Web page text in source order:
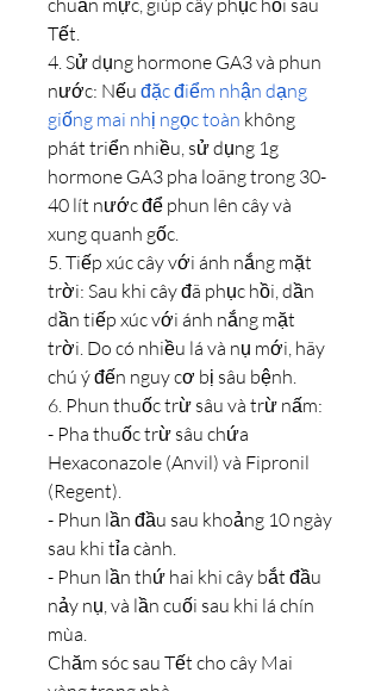
chuẩn mực, giúp cây phục hồi sau
Tết.
4. Sử dụng hormone GA3 và phun
nước: Nếu đặc điểm nhận dạng
giống mai nhị ngọc toàn không
phát triển nhiều, sử dụng 1g
hormone GA3 pha loãng trong 30-
40 lít nước để phun lên cây và
xung quanh gốc.
5. Tiếp xúc cây với ánh nắng mặt
trời: Sau khi cây đã phục hồi, dần
dần tiếp xúc với ánh nắng mặt
trời. Do có nhiều lá và nụ mới, hãy
chú ý đến nguy cơ bị sâu bệnh.
6. Phun thuốc trừ sâu và trừ nấm:
- Pha thuốc trừ sâu chứa
Hexaconazole (Anvil) và Fipronil
(Regent).
- Phun lần đầu sau khoảng 10 ngày
sau khi tỉa cành.
- Phun lần thứ hai khi cây bắt đầu
nảy nụ, và lần cuối sau khi lá chín
mùa.
Chăm sóc sau Tết cho cây Mai